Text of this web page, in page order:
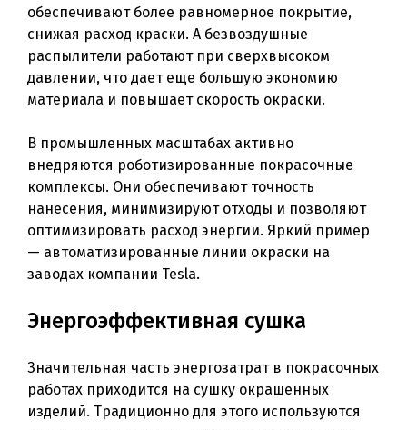
обеспечивают более равномерное покрытие,
снижая расход краски. А безвоздушные
распылители работают при сверхвысоком
давлении, что дает еще большую экономию
материала и повышает скорость окраски.
В промышленных масштабах активно
внедряются роботизированные покрасочные
комплексы. Они обеспечивают точность
нанесения, минимизируют отходы и позволяют
оптимизировать расход энергии. Яркий пример
— автоматизированные линии окраски на
заводах компании Tesla.
Энергоэффективная сушка
Значительная часть энергозатрат в покрасочных
работах приходится на сушку окрашенных
изделий. Традиционно для этого используются